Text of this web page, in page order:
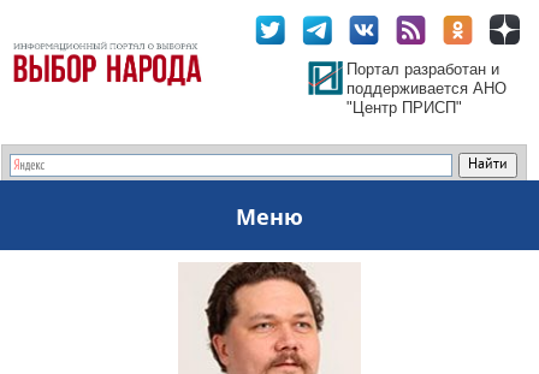
Портал разработан и
поддерживается АНО
"Центр ПРИСП"
Меню